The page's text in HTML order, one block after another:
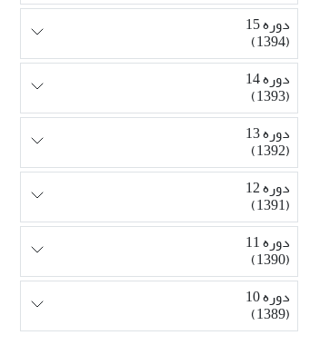
دوره 15
(1394)
دوره 14
(1393)
دوره 13
(1392)
دوره 12
(1391)
دوره 11
(1390)
دوره 10
(1389)